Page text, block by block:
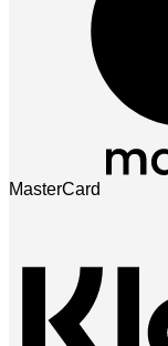
MasterCard